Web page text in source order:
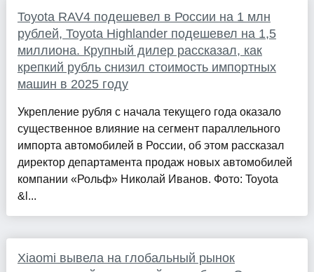
Toyota RAV4 подешевел в России на 1 млн
рублей, Toyota Highlander подешевел на 1,5
миллиона. Крупный дилер рассказал, как
крепкий рубль снизил стоимость импортных
машин в 2025 году
Укрепление рубля с начала текущего года оказало
существенное влияние на сегмент параллельного
импорта автомобилей в России, об этом рассказал
директор департамента продаж новых автомобилей
компании «Рольф» Николай Иванов. Фото: Toyota
&l...
Xiaomi вывела на глобальный рынок